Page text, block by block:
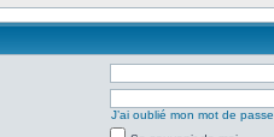
J’ai oublié mon mot de passe